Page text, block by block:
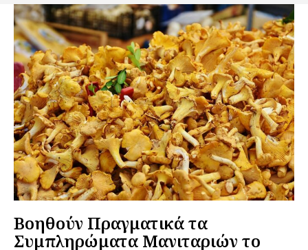
Βοηθούν Πραγματικά τα
Συμπληρώματα Μανιταριών το